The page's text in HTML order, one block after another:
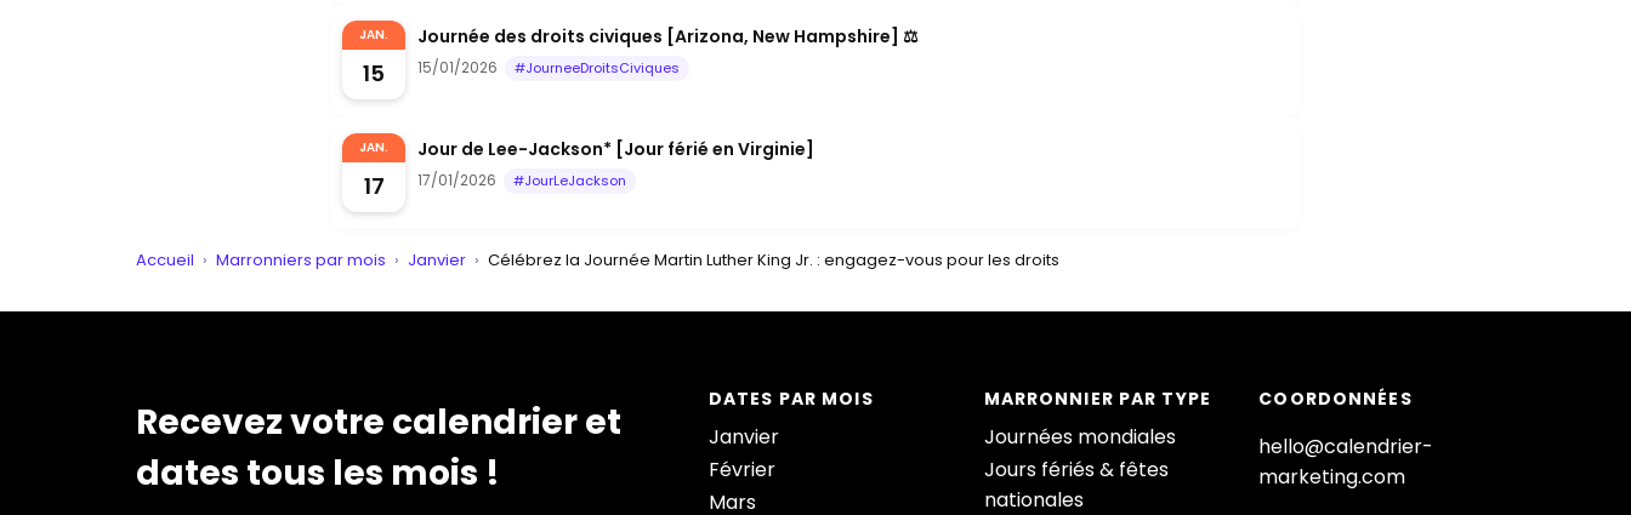
JAN.
15
Journée des droits civiques [Arizona, New Hampshire] ⚖️
15/01/2026 #JourneeDroitsCiviques
JAN.
17
Jour de Lee-Jackson* [Jour férié en Virginie]
17/01/2026 #JourLeJackson
Accueil › Marronniers par mois › Janvier › Célébrez la Journée Martin Luther King Jr. : engagez-vous pour les droits
Recevez votre calendrier et
dates tous les mois !
DATES PAR MOIS
Janvier
Février
Mars
MARRONNIER PAR TYPE
Journées mondiales
Jours fériés & fêtes
nationales
COORDONNÉES
hello@calendrier-
marketing.com